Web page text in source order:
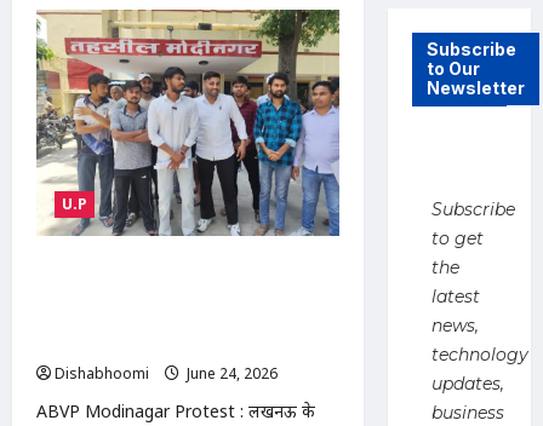
भोजपुर
में
खंड
शिक्षा
अधिकारी
कार्यालय
पर
मासिक
समीक्षा
बैठक
आयोजित,
शत-
प्रतिशत
नामांकन
U.P
Dishabhoomi
June 24, 2026
ABVP Modinagar Protest : लखनऊ के
Subscribe
to Our
Newsletter
Subscribe
to get
the
latest
news,
technology
updates,
business